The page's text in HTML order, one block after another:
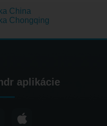
China
Chongqing
aplikácie